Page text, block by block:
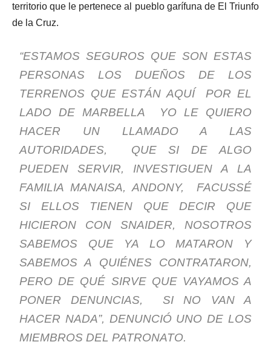
territorio que le pertenece al pueblo garífuna de El Triunfo
de la Cruz.
“ESTAMOS SEGUROS QUE SON ESTAS
PERSONAS LOS DUEÑOS DE LOS
TERRENOS QUE ESTÁN AQUÍ POR EL
LADO DE MARBELLA YO LE QUIERO
HACER UN LLAMADO A LAS
AUTORIDADES, QUE SI DE ALGO
PUEDEN SERVIR, INVESTIGUEN A LA
FAMILIA MANAISA, ANDONY, FACUSSÉ
SI ELLOS TIENEN QUE DECIR QUE
HICIERON CON SNAIDER, NOSOTROS
SABEMOS QUE YA LO MATARON Y
SABEMOS A QUIÉNES CONTRATARON,
PERO DE QUÉ SIRVE QUE VAYAMOS A
PONER DENUNCIAS, SI NO VAN A
HACER NADA”, DENUNCIÓ UNO DE LOS
MIEMBROS DEL PATRONATO.